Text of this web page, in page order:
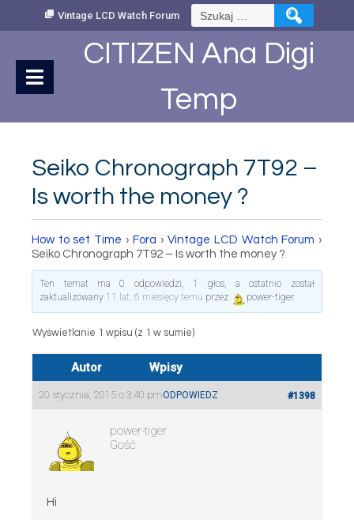
Vintage LCD Watch Forum Szukaj:
CITIZEN Ana Digi
Temp
Seiko Chronograph 7T92 –
Is worth the money ?
How to set Time › Fora › Vintage LCD Watch Forum ›
Seiko Chronograph 7T92 – Is worth the money ?
Ten temat ma 0 odpowiedzi, 1 głos, a ostatnio został
zaktualizowany 11 lat, 6 miesięcy temu przez power-tiger.
Wyświetlanie 1 wpisu (z 1 w sumie)
Autor Wpisy
20 stycznia, 2015 o 3:40 pm #1398
ODPOWIEDZ
power-tiger
Gość
Hi